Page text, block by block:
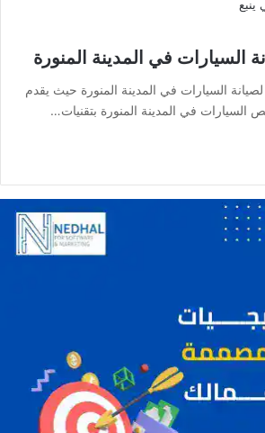
السيارات في المدينة المنورة
السيارات في المدينة المنورة حيث يقدم
في المدينة المنورة بتقنيات…